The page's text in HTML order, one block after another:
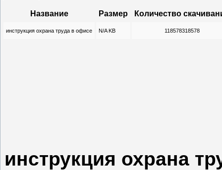
Название Размер Количество
инструкция охрана труда в офисе N/A KB 118578318578
инструкция охрана